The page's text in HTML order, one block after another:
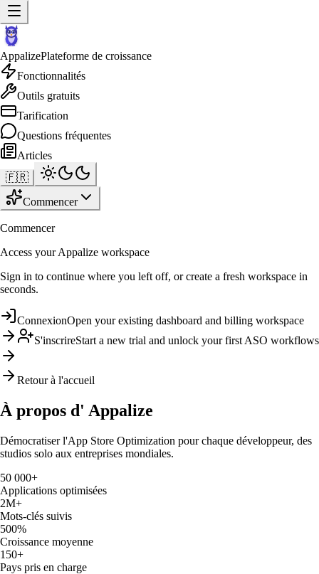
AppalizePlateforme de croissance
Fonctionnalités
Outils gratuits
Tarification
Questions fréquentes
Articles
🇫🇷
Commencer
Commencer
Access your Appalize workspace
Sign in to continue where you left off, or create a fresh workspace in
seconds.
ConnexionOpen your existing dashboard and billing workspace
S'inscrireStart a new trial and unlock your first ASO workflows
Retour à l'accueil
À propos d' Appalize
Démocratiser l'App Store Optimization pour chaque développeur, des
studios solo aux entreprises mondiales.
50 000+
Applications optimisées
2M+
Mots-clés suivis
500%
Croissance moyenne
150+
Pays pris en charge